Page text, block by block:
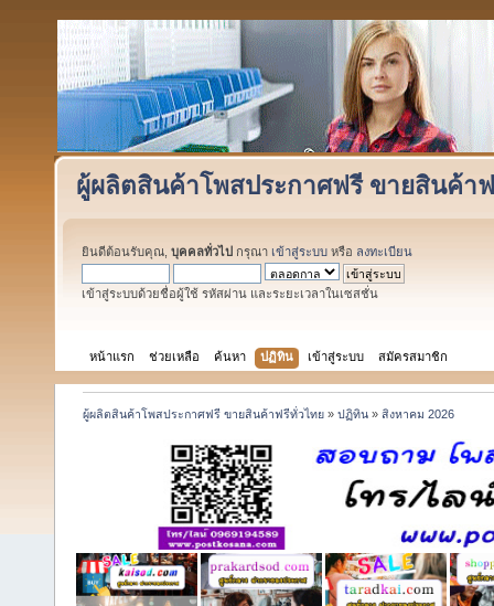
ผู้ผลิตสินค้าโพสประกาศฟรี ขายสินค้า
ยินดีต้อนรับคุณ, บุคคลทั่วไป กรุณา เข้าสู่ระบบ หรือ ลงทะเบียน
เข้าสู่ระบบด้วยชื่อผู้ใช้ รหัสผ่าน และระยะเวลาในเซสชั่น
หน้าแรก ช่วยเหลือ ค้นหา ปฏิทิน เข้าสู่ระบบ สมัครสมาชิก
ผู้ผลิตสินค้าโพสประกาศฟรี ขายสินค้าฟรีทั่วไทย »ปฏิทิน »สิงหาคม 2026